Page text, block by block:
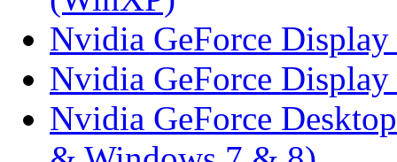
Nvidia GeForce
Nvidia GeForce
Nvidia GeForce